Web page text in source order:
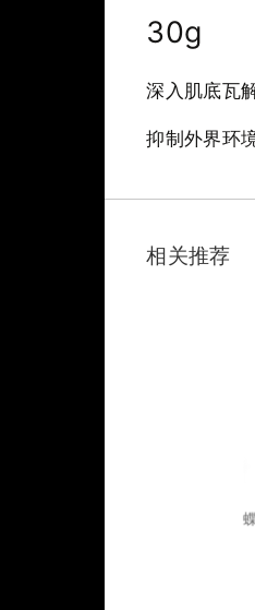
30g
深入肌底瓦
抑制外界环
相关推荐